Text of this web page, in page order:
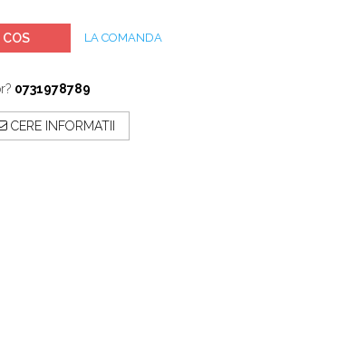
COS LA COMANDA
0731978789
CERE INFORMATII